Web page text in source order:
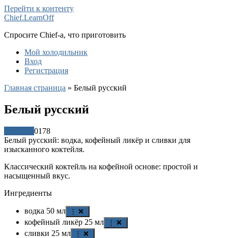
Перейти к контенту
Chief.LearnOff
Спросите Chief-а, что приготовить
Мой холодильник
Вход
Регистрация
Главная страница » Белый русский
Белый русский
0178
Белый русский: водка, кофейный ликёр и сливки для
изысканного коктейля.
Классический коктейль на кофейной основе: простой и
насыщенный вкус.
Ингредиенты
водка 50 мл ⋮ ❌
кофейный ликёр 25 мл ⋮ ❌
сливки 25 мл ⋮ ❌